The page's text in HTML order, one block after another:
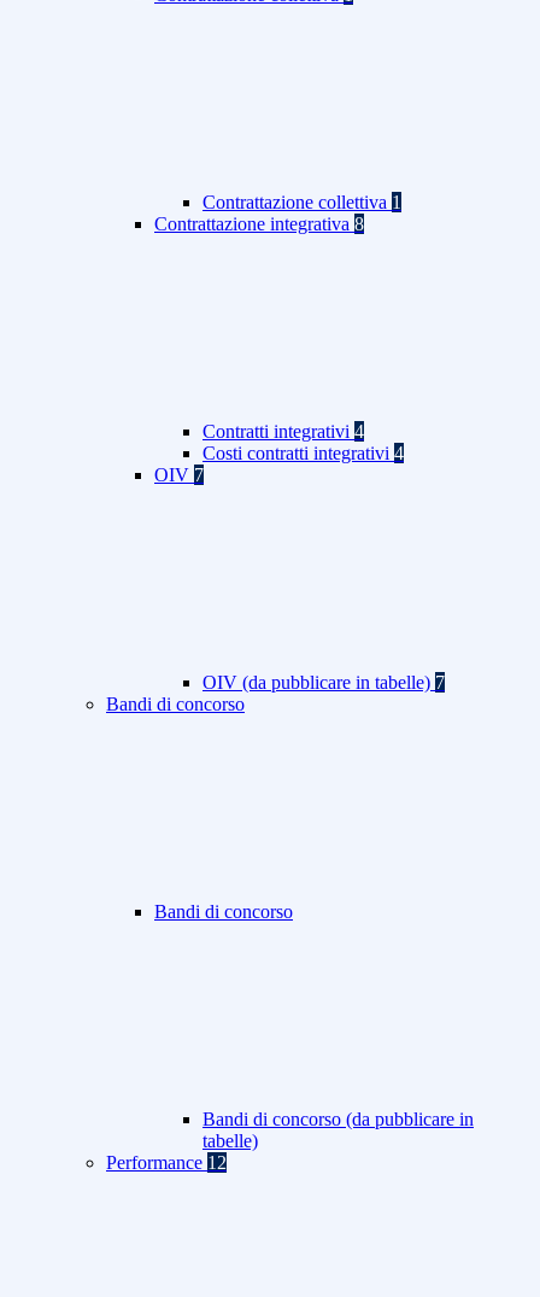
Contrattazione collettiva 1
Contrattazione integrativa 8
Contratti integrativi 4
Costi contratti integrativi 4
OIV 7
OIV (da pubblicare in tabelle) 7
Bandi di concorso
Bandi di concorso
Bandi di concorso (da pubblicare in
tabelle)
Performance 12